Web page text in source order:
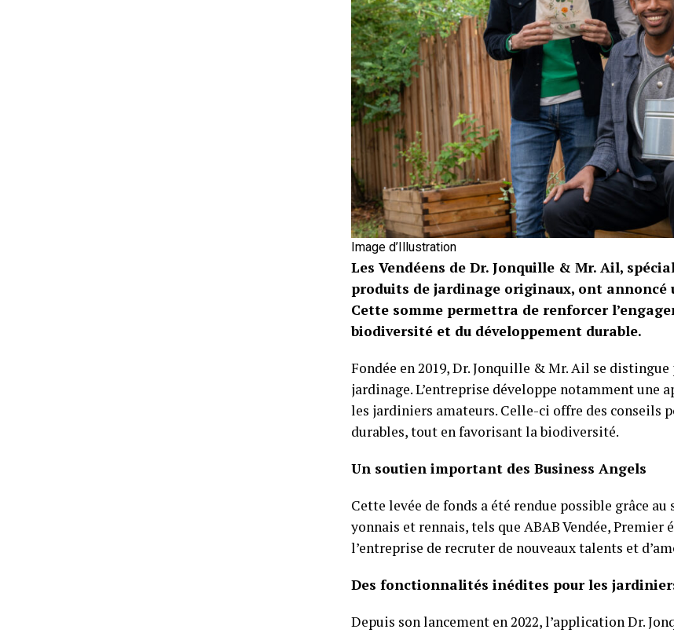
Image d’Illustration
Les Vendéens de Dr. Jonquille & Mr. Ail,
produits de jardinage originaux, ont annoncé
Cette somme permettra de renforcer
biodiversité et du développement durable.
Fondée en 2019, Dr. Jonquille & Mr. Ail se
jardinage. L’entreprise développe notamment
les jardiniers amateurs. Celle-ci offre des conseils
durables, tout en favorisant la biodiversité.
Un soutien important des Business Angels
Cette levée de fonds a été rendue possible grâce
yonnais et rennais, tels que ABAB Vendée,
l’entreprise de recruter de nouveaux talents et
Des fonctionnalités inédites pour les
Depuis son lancement en 2022, l’application Dr.